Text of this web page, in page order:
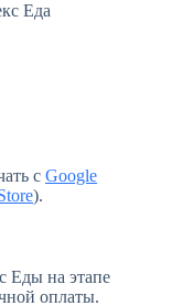
с Google
).
Еды на этапе
оплаты.